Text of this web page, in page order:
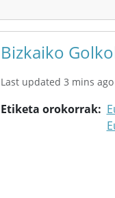
Bizkaiko
Last updated 3 mins ago
Etiketa orokorrak